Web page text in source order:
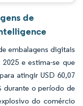
de
embalagens digitais
e estima-se que
atingir USD 60,07
durante o período de
do comércio